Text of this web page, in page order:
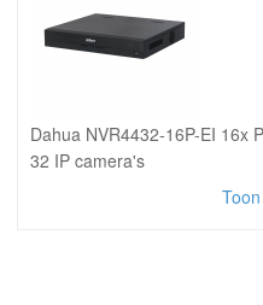
Dahua NVR4432-16P-EI 16x
32 IP camera's